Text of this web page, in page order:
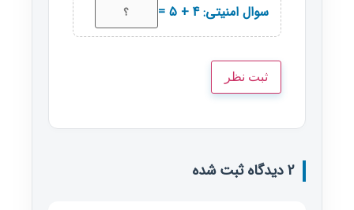
سوال امنیتی: 4 + 5 =
2 دیدگاه ثبت شده